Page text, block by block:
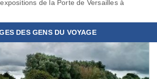
de la Porte de Versailles à
DES GENS DU VOYAGE